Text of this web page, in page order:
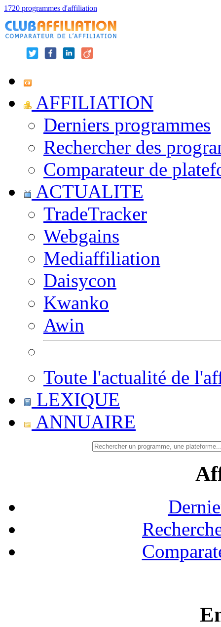
1720 programmes d'affiliation
AFFILIATION
Derniers programmes
Rechercher des
Comparateur de
ACTUALITE
TradeTracker
Webgains
Mediaffiliation
Daisycon
Kwanko
Awin
Toute l'actualité de
LEXIQUE
ANNUAIRE